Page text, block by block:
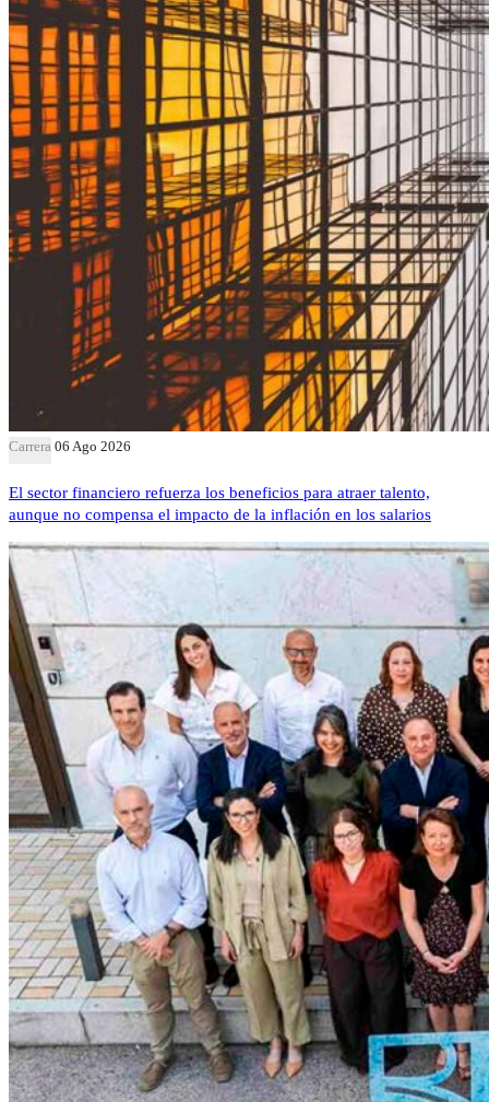
Carrera 06 Ago 2026
El sector financiero refuerza los beneficios para atraer talento,
aunque no compensa el impacto de la inflación en los salarios